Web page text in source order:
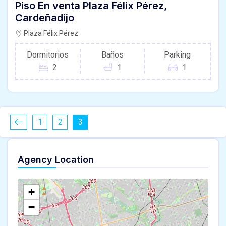
Piso En venta Plaza Félix Pérez,
Cardeñadijo
Plaza Félix Pérez
Dormitorios
2
Baños
1
Parking
1
1 2 3
Agency Location
+
−